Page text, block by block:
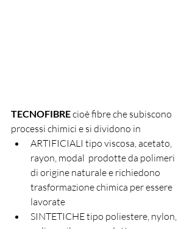
TECNOFIBRE cioè fibre che subiscono
processi chimici e si dividono in
ARTIFICIALI tipo viscosa, acetato,
rayon, modal  prodotte da polimeri
di origine naturale e richiedono
trasformazione chimica per essere
lavorate
SINTETICHE tipo poliestere, nylon,